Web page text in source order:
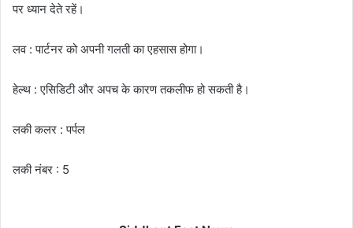
पर ध्यान देते रहें।
लव : पार्टनर को अपनी गलती का एहसास होगा।
हेल्थ : एसिडिटी और अपच के कारण तकलीफ हो सकती है।
लकी कलर : पर्पल
लकी नंबर : 5